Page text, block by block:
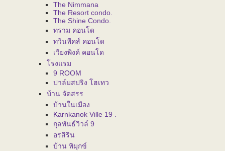
The Nimmana
The Resort condo.
The Shine Condo.
ทราม คอนโด
ทวินพีคส์ คอนโด
เวียงพิงค์ คอนโด
โรงแรม
9 ROOM
ปาล์มสปริง โฮเทว
บ้าน จัดสรร
บ้านในเมือง
Karnkanok Ville 19 .
กุลพันธ์วิวล์ 9
อรสิริน
บ้าน พิมุกข์